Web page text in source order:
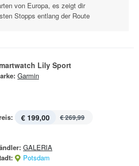
von Europa, es zeigt dir
Stopps entlang der Route
Lily Sport
Garmin
€ 199,00 € 269,99
GALERIA
Potsdam